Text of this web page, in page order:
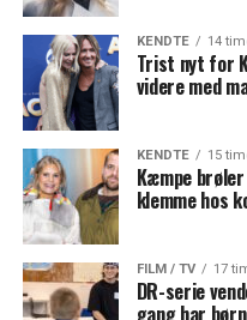
KENDTE 14
Trist nyt for
videre med
KENDTE 15
Kæmpe
klemme hos
FILM / TV 17
DR-serie